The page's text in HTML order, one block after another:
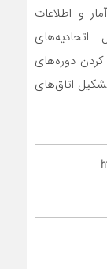
و اطلاعات
کردن دوره‌های
اتاق‌های